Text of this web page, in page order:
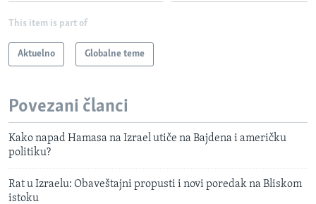
This item is part of
Aktuelno Globalne teme
Povezani članci
Kako napad Hamasa na Izrael utiče na Bajdena i američku
politiku?
Rat u Izraelu: Obaveštajni propusti i novi poredak na Bliskom
istoku